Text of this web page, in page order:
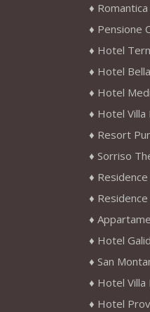
Pensione
Hotel
Hotel
Hotel
Hotel Villa
Resort
Sorriso
Hotel
San
Hotel Villa
Hotel